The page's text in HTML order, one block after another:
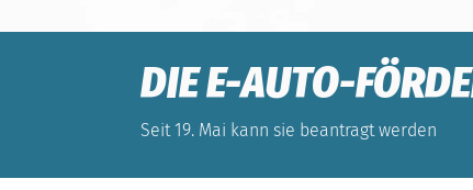
DIE E-AUTO-
Seit 19. Mai kann sie beantragt werden